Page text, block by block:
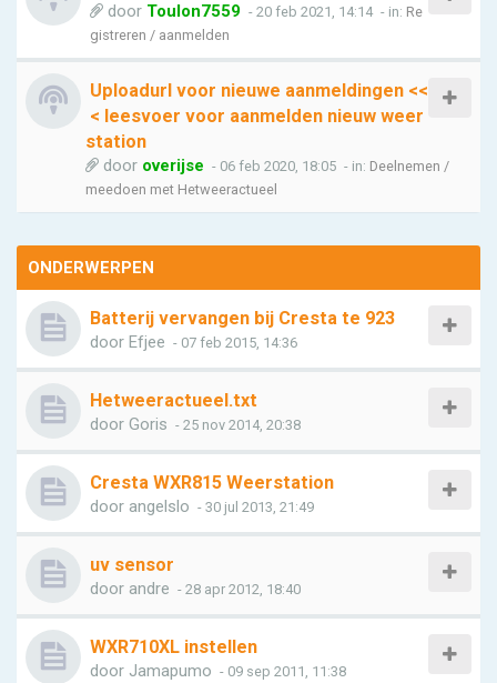
door Toulon7559 - 20 feb 2021, 14:14 - in: Re
gistreren / aanmelden
Uploadurl voor nieuwe aanmeldingen <<
< leesvoer voor aanmelden nieuw weer
station
door overijse - 06 feb 2020, 18:05 - in: Deelnemen /
meedoen met Hetweeractueel
ONDERWERPEN
Batterij vervangen bij Cresta te 923
door Efjee - 07 feb 2015, 14:36
Hetweeractueel.txt
door Goris - 25 nov 2014, 20:38
Cresta WXR815 Weerstation
door angelslo - 30 jul 2013, 21:49
uv sensor
door andre - 28 apr 2012, 18:40
WXR710XL instellen
door Jamapumo - 09 sep 2011, 11:38